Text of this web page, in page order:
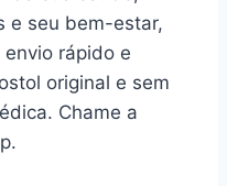
e seu bem-estar,
rápido e
original e sem
Chame a